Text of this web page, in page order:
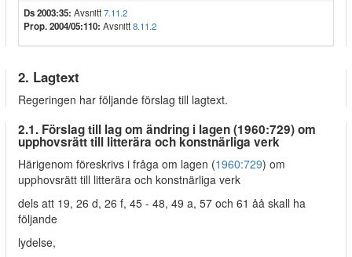
Ds 2003:35: Avsnitt7.11.2
Prop. 2004/05:110: Avsnitt8.11.2
2. Lagtext
Regeringen har följande förslag till lagtext.
2.1. Förslag till lag om ändring i lagen (1960:729) om
upphovsrätt till litterära och konstnärliga verk
Härigenom föreskrivs i fråga om lagen (1960:729) om
upphovsrätt till litterära och konstnärliga verk
dels att 19, 26 d, 26 f, 45 - 48, 49 a, 57 och 61 åå skall ha
följande
lydelse,